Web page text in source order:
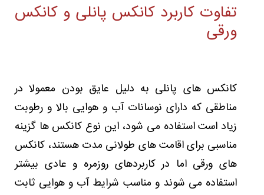
تفاوت کاربرد کانکس پانلی و کانکس
ورقی
کانکس های پانلی به دلیل عایق بودن معمولا در
مناطقی که دارای نوسانات آب و هوایی بالا و رطوبت
زیاد است استفاده می شود، این نوع کانکس ها گزینه
مناسبی برای اقامت های طولانی مدت هستند، کانکس
های ورقی اما در کاربردهای روزمره و عادی بیشتر
استفاده می شوند و مناسب شرایط آب و هوایی ثابت